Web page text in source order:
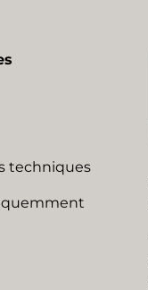
techniques